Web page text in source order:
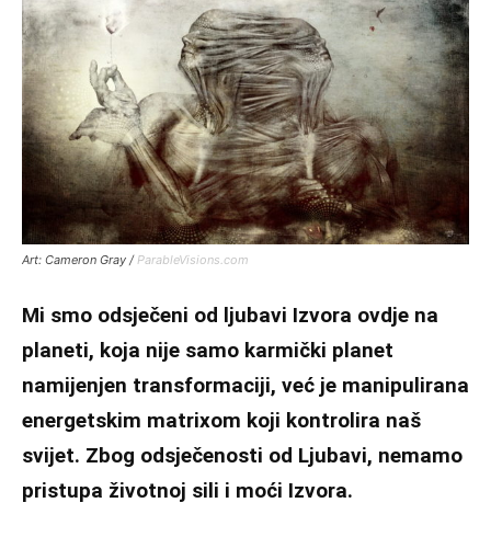
Art: Cameron Gray / ParableVisions.com
Mi smo odsječeni od ljubavi Izvora ovdje na
planeti, koja nije samo karmički planet
namijenjen transformaciji, već je manipulirana
energetskim matrixom koji kontrolira naš
svijet. Zbog odsječenosti od Ljubavi, nemamo
pristupa životnoj sili i moći Izvora.